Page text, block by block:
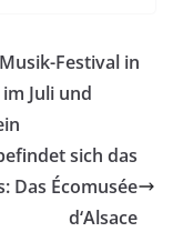
Festival in
Juli und
sich das
Das Écomusée
d‘Alsace